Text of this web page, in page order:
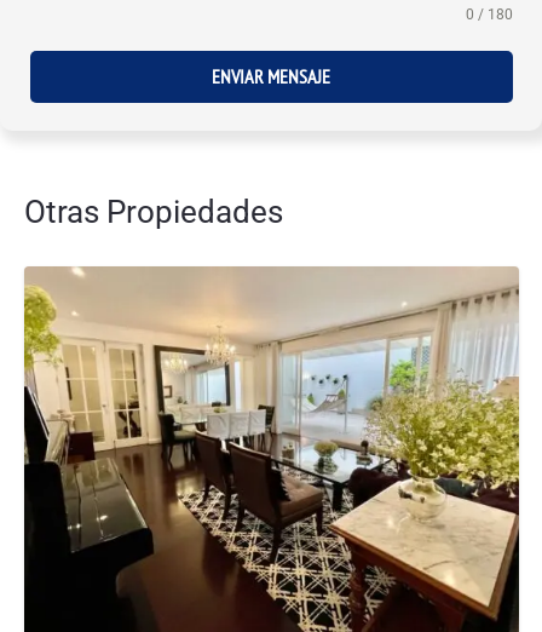
0 / 180
ENVIAR MENSAJE
Otras Propiedades